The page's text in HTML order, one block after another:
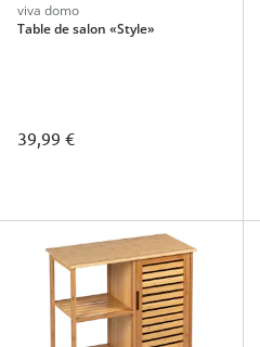
viva domo
Table de salon «Style»
39,99 €